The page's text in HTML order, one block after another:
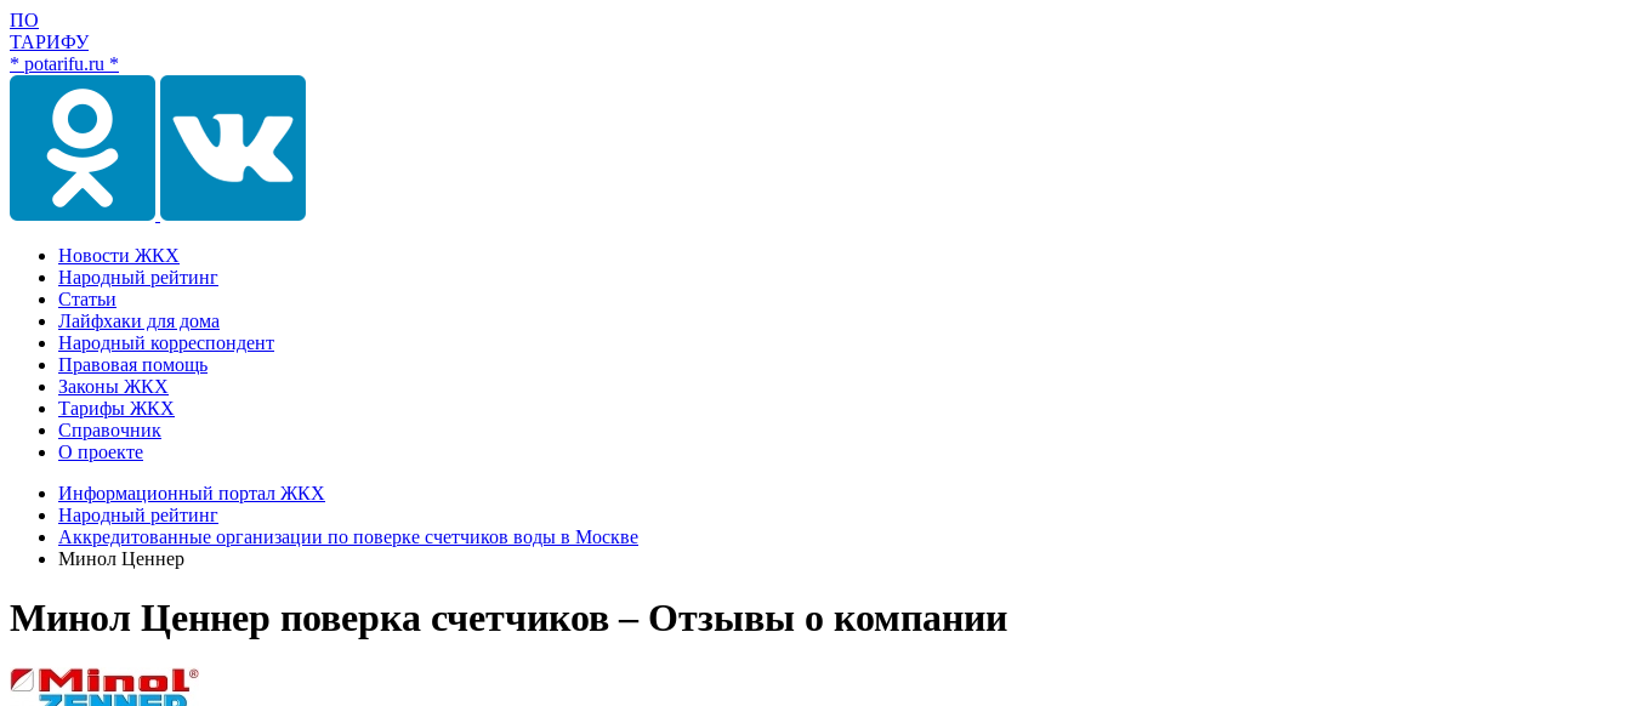
ПО
ТАРИФУ
* potarifu.ru *
Новости ЖКХ
Народный рейтинг
Статьи
Лайфхаки для дома
Народный корреспондент
Правовая помощь
Законы ЖКХ
Тарифы ЖКХ
Справочник
О проекте
Информационный портал ЖКХ
Народный рейтинг
Аккредитованные организации по поверке счетчиков воды в Москве
Минол Ценнер
Минол Ценнер поверка счетчиков – Отзывы о компании